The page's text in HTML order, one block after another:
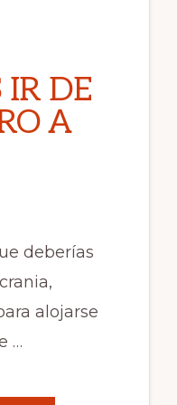
IR DE
A
deberías
alojarse
…